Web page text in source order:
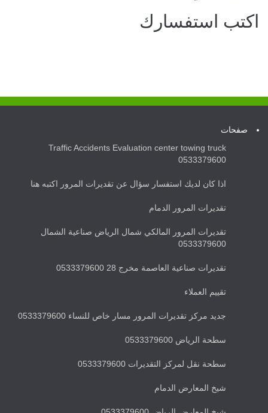
اكتب استفسارك
صفحات
Traffic Accidents Evaluation center towing truck
0533379600
اذا كان لديك استفسار سؤال عن تقديرات المرور اكتبه هنا
تقديرات المرور الدمام
تقديرات المرور المالكي شمال الرياض صناعية الشمال
0533379600
تقديرات صناعية العاصمة مخرج 28 0533379600
تقييم العملاء
جديد مركز تقديرات المرور مسار خاص للنساء 0533379600
سطحة الرياض 0533379600
سطحة نقل لمركز التقديرات 0533379600
شيخ المعارض الدمام